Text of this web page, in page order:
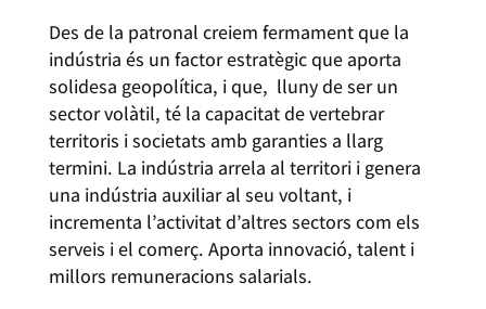
Des de la patronal creiem fermament que la
indústria és un factor estratègic que aporta
solidesa geopolítica, i que, lluny de ser un
sector volàtil, té la capacitat de vertebrar
territoris i societats amb garanties a llarg
termini. La indústria arrela al territori i genera
una indústria auxiliar al seu voltant, i
incrementa l’activitat d’altres sectors com els
serveis i el comerç. Aporta innovació, talent i
millors remuneracions salarials.